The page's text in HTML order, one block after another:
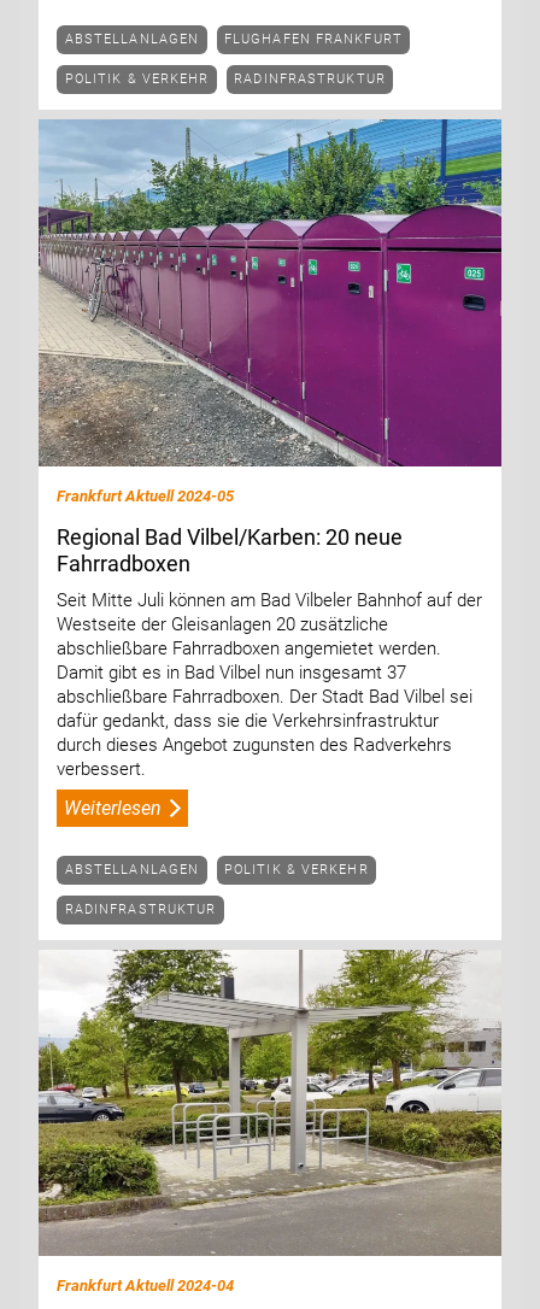
ABSTELLANLAGEN FLUGHAFEN FRANKFURT
POLITIK & VERKEHR RADINFRASTRUKTUR
Frankfurt Aktuell 2024-05
Regional Bad Vilbel/Karben: 20 neue
Fahrradboxen
Seit Mitte Juli können am Bad Vilbeler Bahnhof auf der
Westseite der Gleisanlagen 20 zusätzliche
abschließbare Fahrradboxen angemietet werden.
Damit gibt es in Bad Vilbel nun insgesamt 37
abschließbare Fahrradboxen. Der Stadt Bad Vilbel sei
dafür gedankt, dass sie die Verkehrsinfrastruktur
durch dieses Angebot zugunsten des Radverkehrs
verbessert.
Weiterlesen
ABSTELLANLAGEN POLITIK & VERKEHR
RADINFRASTRUKTUR
Frankfurt Aktuell 2024-04